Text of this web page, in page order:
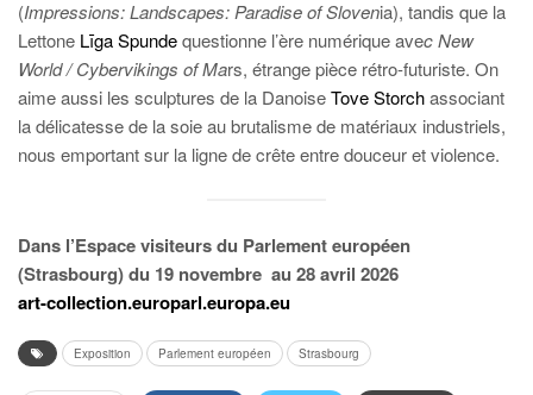
(Impressions: Landscapes: Paradise of Slovenia), tandis que la
Lettone Līga Spundequestionne l’ère numérique avec New
World / Cybervikings of Mars, étrange pièce rétro-futuriste. On
aime aussi les sculptures de la DanoiseTove Storchassociant
la délicatesse de la soie au brutalisme de matériaux industriels,
nous emportant sur la ligne de crête entre douceur et violence.
Dans l’Espace visiteurs du Parlement européen
(Strasbourg) du 19 novembre au 28 avril 2026
art-collection.europarl.europa.eu
Exposition Parlement européen Strasbourg